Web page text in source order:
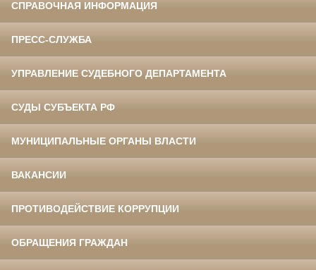
СПРАВОЧНАЯ ИНФОРМАЦИЯ
ПРЕСС-СЛУЖБА
УПРАВЛЕНИЕ СУДЕБНОГО ДЕПАРТАМЕНТА
СУДЫ СУБЪЕКТА РФ
МУНИЦИПАЛЬНЫЕ ОРГАНЫ ВЛАСТИ
ВАКАНСИИ
ПРОТИВОДЕЙСТВИЕ КОРРУПЦИИ
ОБРАЩЕНИЯ ГРАЖДАН